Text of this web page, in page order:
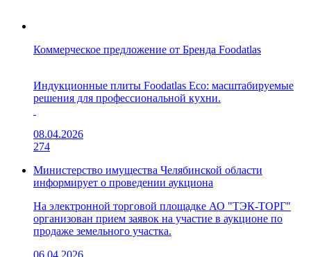
Коммерческое предложение от Бренда Foodatlas
Индукционные плиты Foodatlas Eco: масштабируемые
решения для профессиональной кухни.
08.04.2026
274
Министерство имущества Челябинской области
информирует о проведении аукциона
На электронной торговой площадке АО "ТЭК-ТОРГ"
организован прием заявок на участие в аукционе по
продаже земельного участка.
06.04.2026